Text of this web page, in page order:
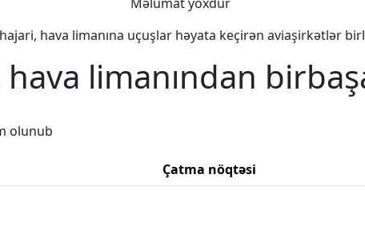
hava limanına uçuşlar həyata keçirən aviaşirkətlər
limanından
olunub
Çatma nöqtəsi